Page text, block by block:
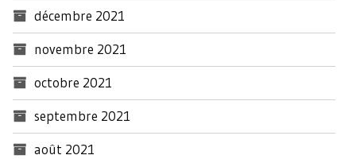
décembre 2021
novembre 2021
octobre 2021
septembre 2021
août 2021